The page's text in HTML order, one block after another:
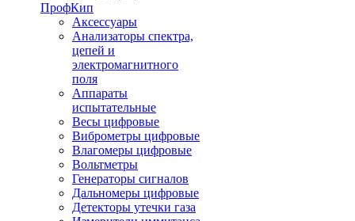
ПрофКип
Аксессуары
Анализаторы спектра,
цепей и
электромагнитного
поля
Аппараты
испытательные
Весы цифровые
Виброметры цифровые
Влагомеры цифровые
Вольтметры
Генераторы сигналов
Дальномеры цифровые
Детекторы утечки газа